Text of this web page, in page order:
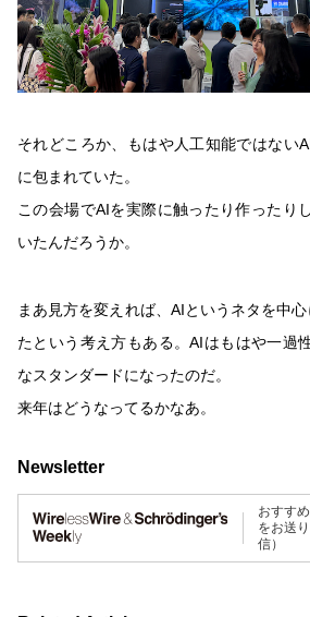
それどころか、もはや人工知能ではない
に包まれていた。
この会場でAIを実際に触ったり作ったり
いたんだろうか。
まあ見方を変えれば、AIというネタを中
たという考え方もある。AIはもはや一過
なスタンダードになったのだ。
来年はどうなってるかなあ。
Newsletter
おすす
をお送
信）